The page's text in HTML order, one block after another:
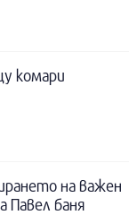
комари
на важен
Павел баня